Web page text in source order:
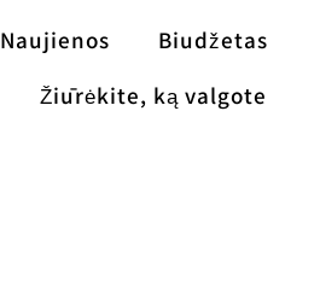
Naujienos
Biudžetas
Žiūrėkite, ką valgote